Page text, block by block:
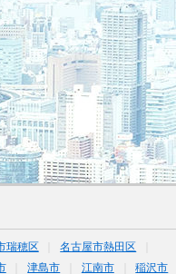
瑞穂区
名古屋市熱田区
津島市 江南市
稲沢市